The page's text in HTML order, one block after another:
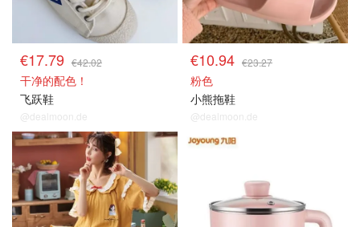
€17.79 €42.02
干净的配色！
飞跃鞋
@dealmoon.de
€10.94 €23.27
粉色
小熊拖鞋
@dealmoon.de